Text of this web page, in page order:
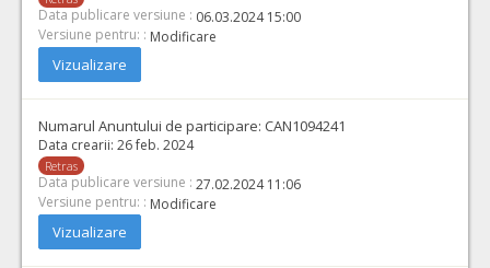
Data publicare versiune : 06.03.2024 15:00
Versiune pentru: : Modificare
Vizualizare
Numarul Anuntului de participare: CAN1094241
Data crearii: 26 feb. 2024
Retras
Data publicare versiune : 27.02.2024 11:06
Versiune pentru: : Modificare
Vizualizare